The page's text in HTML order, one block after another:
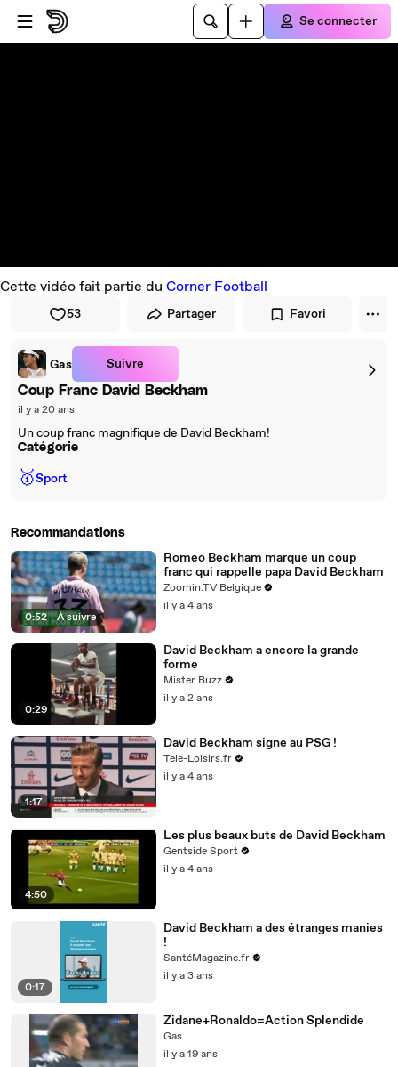
Passer au player
Passer au contenu principal
Se connecter
Cette vidéo fait partie du Corner Football
53 Partager Favori
Gas Suivre
Coup Franc David Beckham
il y a 20 ans
Un coup franc magnifique de David Beckham!
Catégorie
🥇Sport
Recommandations
0:52 | À suivre
Romeo Beckham marque un coup
franc qui rappelle papa David Beckham
Zoomin.TV Belgique
il y a 4 ans
0:29
David Beckham a encore la grande
forme
Mister Buzz
il y a 2 ans
1:17
David Beckham signe au PSG !
Tele-Loisirs.fr
il y a 4 ans
4:50
Les plus beaux buts de David Beckham
Gentside Sport
il y a 4 ans
0:17
David Beckham a des étranges manies
!
SantéMagazine.fr
il y a 3 ans
Zidane+Ronaldo=Action Splendide
Gas
il y a 19 ans